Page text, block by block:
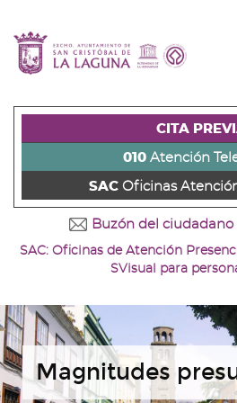
contenido
principal
página
s)
a
la
la
+
Ir
al
la
+
Ir
principal
u)
CITA
010Atención
SAC Oficinas
Buzón del ciudadano
SAC: Oficinas de Atención
SVisual para
Magnitudes